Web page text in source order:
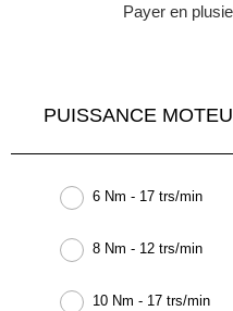
Payer en
PUISSANCE
6 Nm - 17 trs/min
8 Nm - 12 trs/min
10 Nm - 17 trs/min